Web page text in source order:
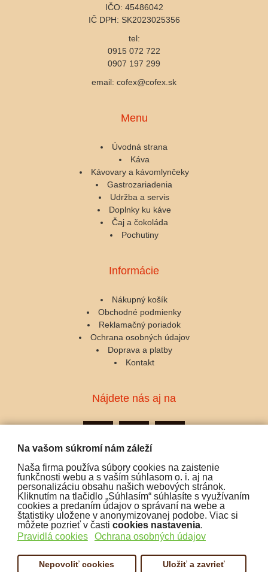
Na vašom súkromí nám záleží
Naša firma používa súbory cookies na zaistenie
funkčnosti webu a s vaším súhlasom o. i. aj na
personalizáciu obsahu našich webových stránok.
Kliknutím na tlačidlo „Súhlasím“ súhlasíte s využívaním
cookies a predaním údajov o správaní na webe a
štatistiky uložene v anonymizovanej podobe. Viac si
môžete pozrieť v časti cookies nastavenia.
Pravidlá cookies
Ochrana osobných údajov
Nepovoliť cookies Uložiť a zavrieť
IČO: 45486042
IČ DPH: SK2023025356
tel:
0915 072 722
0907 197 299
email: cofex@cofex.sk
Menu
Úvodná strana
Káva
Kávovary a kávomlynčeky
Gastrozariadenia
Udržba a servis
Doplnky ku káve
Čaj a čokoláda
Pochutiny
Informácie
Nákupný košík
Obchodné podmienky
Reklamačný poriadok
Ochrana osobných údajov
Doprava a platby
Kontakt
Nájdete nás aj na
Podporujeme platby: